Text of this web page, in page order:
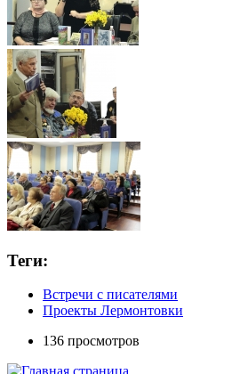
Теги:
Встречи с писателями
Проекты Лермонтовки
136 просмотров